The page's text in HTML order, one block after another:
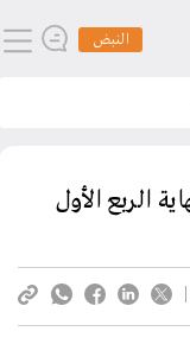
النبض
ريال بنهاية الربع الأول